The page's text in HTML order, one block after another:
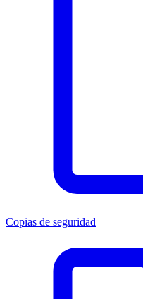
Copias de seguridad